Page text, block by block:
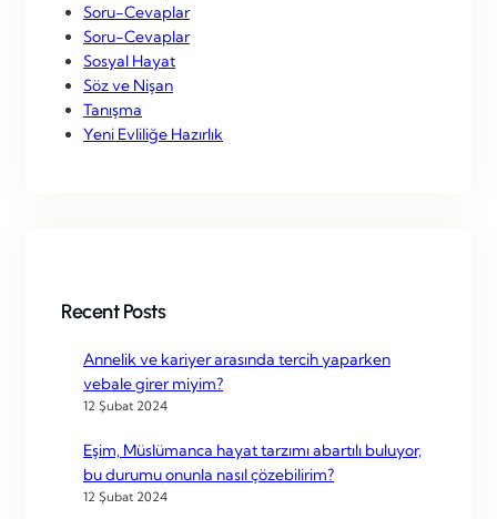
Soru-Cevaplar
Soru-Cevaplar
Sosyal Hayat
Söz ve Nişan
Tanışma
Yeni Evliliğe Hazırlık
Recent Posts
Annelik ve kariyer arasında tercih yaparken
vebale girer miyim?
12 Şubat 2024
Eşim, Müslümanca hayat tarzımı abartılı buluyor,
bu durumu onunla nasıl çözebilirim?
12 Şubat 2024